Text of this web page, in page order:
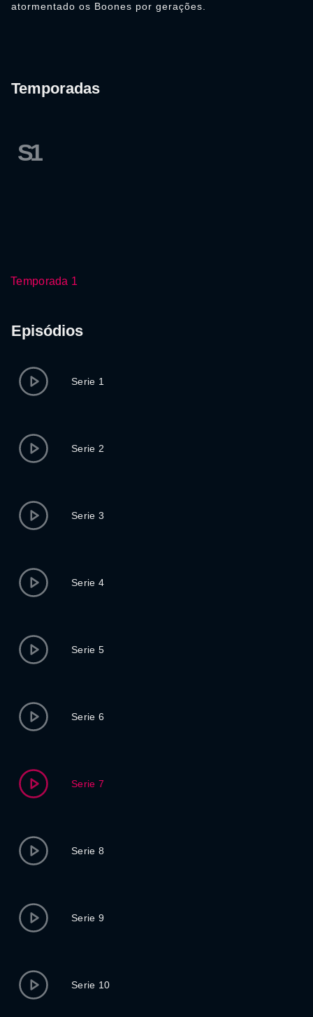
atormentado os Boones por gerações.
Temporadas
S1
Temporada 1
Episódios
Serie 1
Serie 2
Serie 3
Serie 4
Serie 5
Serie 6
Serie 7
Serie 8
Serie 9
Serie 10